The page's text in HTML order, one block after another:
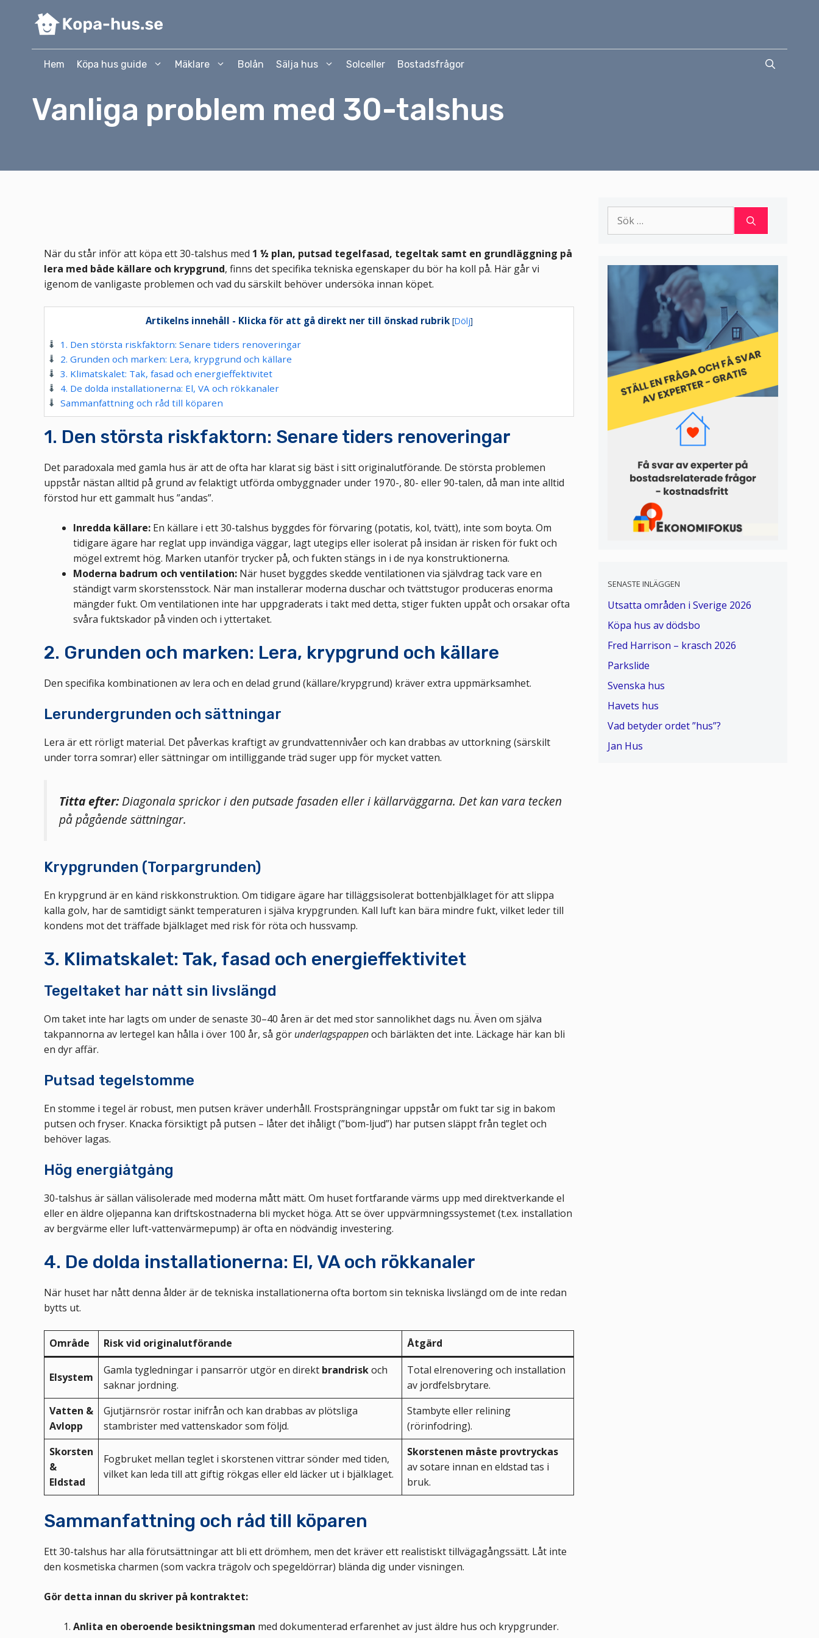
Hem Köpa hus guide Mäklare Bolån Sälja hus Solceller Bostadsfrågor
Vanliga problem med 30-talshus
När du står inför att köpa ett 30-talshus med 1 ½ plan, putsad tegelfasad, tegeltak samt en grundläggning på
lera med både källare och krypgrund, finns det specifika tekniska egenskaper du bör ha koll på. Här går vi
igenom de vanligaste problemen och vad du särskilt behöver undersöka innan köpet.
Artikelns innehåll - Klicka för att gå direkt ner till önskad rubrik [Dölj]
1. Den största riskfaktorn: Senare tiders renoveringar
2. Grunden och marken: Lera, krypgrund och källare
3. Klimatskalet: Tak, fasad och energieffektivitet
4. De dolda installationerna: El, VA och rökkanaler
Sammanfattning och råd till köparen
1. Den största riskfaktorn: Senare tiders renoveringar
Det paradoxala med gamla hus är att de ofta har klarat sig bäst i sitt originalutförande. De största problemen
uppstår nästan alltid på grund av felaktigt utförda ombyggnader under 1970-, 80- eller 90-talen, då man inte alltid
förstod hur ett gammalt hus ”andas”.
Inredda källare: En källare i ett 30-talshus byggdes för förvaring (potatis, kol, tvätt), inte som boyta. Om
tidigare ägare har reglat upp invändiga väggar, lagt utegips eller isolerat på insidan är risken för fukt och
mögel extremt hög. Marken utanför trycker på, och fukten stängs in i de nya konstruktionerna.
Moderna badrum och ventilation: När huset byggdes skedde ventilationen via självdrag tack vare en
ständigt varm skorstensstock. När man installerar moderna duschar och tvättstugor produceras enorma
mängder fukt. Om ventilationen inte har uppgraderats i takt med detta, stiger fukten uppåt och orsakar ofta
svåra fuktskador på vinden och i yttertaket.
2. Grunden och marken: Lera, krypgrund och källare
Den specifika kombinationen av lera och en delad grund (källare/krypgrund) kräver extra uppmärksamhet.
Lerundergrunden och sättningar
Lera är ett rörligt material. Det påverkas kraftigt av grundvattennivåer och kan drabbas av uttorkning (särskilt
under torra somrar) eller sättningar om intilliggande träd suger upp för mycket vatten.
Titta efter:Diagonala sprickor i den putsade fasaden eller i källarväggarna. Det kan vara tecken
på pågående sättningar.
Krypgrunden (Torpargrunden)
En krypgrund är en känd riskkonstruktion. Om tidigare ägare har tilläggsisolerat bottenbjälklaget för att slippa
kalla golv, har de samtidigt sänkt temperaturen i själva krypgrunden. Kall luft kan bära mindre fukt, vilket leder till
kondens mot det träffade bjälklaget med risk för röta och hussvamp.
3. Klimatskalet: Tak, fasad och energieffektivitet
Tegeltaket har nått sin livslängd
Om taket inte har lagts om under de senaste 30–40 åren är det med stor sannolikhet dags nu. Även om själva
takpannorna av lertegel kan hålla i över 100 år, så gör underlagspappenoch bärläkten det inte. Läckage här kan bli
en dyr affär.
Putsad tegelstomme
En stomme i tegel är robust, men putsen kräver underhåll. Frostsprängningar uppstår om fukt tar sig in bakom
putsen och fryser. Knacka försiktigt på putsen – låter det ihåligt (”bom-ljud”) har putsen släppt från teglet och
behöver lagas.
Hög energiåtgång
30-talshus är sällan välisolerade med moderna mått mätt. Om huset fortfarande värms upp med direktverkande el
eller en äldre oljepanna kan driftskostnaderna bli mycket höga. Att se över uppvärmningssystemet (t.ex. installation
av bergvärme eller luft-vattenvärmepump) är ofta en nödvändig investering.
4. De dolda installationerna: El, VA och rökkanaler
När huset har nått denna ålder är de tekniska installationerna ofta bortom sin tekniska livslängd om de inte redan
bytts ut.
Område Risk vid originalutförande Åtgärd
Elsystem
Gamla tygledningar i pansarrör utgör en direkt brandriskoch
saknar jordning.
Total elrenovering och installation
av jordfelsbrytare.
Vatten &
Avlopp
Gjutjärnsrör rostar inifrån och kan drabbas av plötsliga
stambrister med vattenskador som följd.
Stambyte eller relining
(rörinfodring).
Skorsten
&
Eldstad
Fogbruket mellan teglet i skorstenen vittrar sönder med tiden,
vilket kan leda till att giftig rökgas eller eld läcker ut i bjälklaget.
Skorstenen måste provtryckas
av sotare innan en eldstad tas i
bruk.
Sammanfattning och råd till köparen
Ett 30-talshus har alla förutsättningar att bli ett drömhem, men det kräver ett realistiskt tillvägagångssätt. Låt inte
den kosmetiska charmen (som vackra trägolv och spegeldörrar) blända dig under visningen.
Gör detta innan du skriver på kontraktet:
Anlita en oberoende besiktningsman med dokumenterad erfarenhet av just äldre hus och krypgrunder.
efter:
SENASTE INLÄGGEN
Utsatta områden i Sverige 2026
Köpa hus av dödsbo
Fred Harrison – krasch 2026
Parkslide
Svenska hus
Havets hus
Vad betyder ordet ”hus”?
Jan Hus